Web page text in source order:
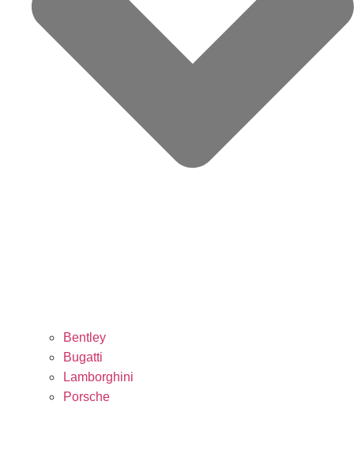
Bentley
Bugatti
Lamborghini
Porsche